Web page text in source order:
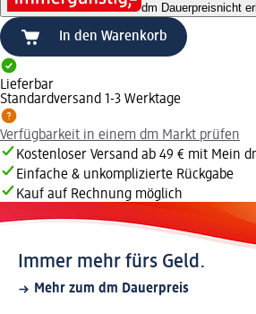
dm Dauerpreisnicht
In den Warenkorb
Lieferbar
Standardversand 1-3 Werktage
Verfügbarkeit in einem dm Markt prüfen
Kostenloser Versand ab 49 € mit Mein
Einfache & unkomplizierte Rückgabe
Kauf auf Rechnung möglich
Immer mehr fürs Geld.
Mehr zum dm Dauerpreis